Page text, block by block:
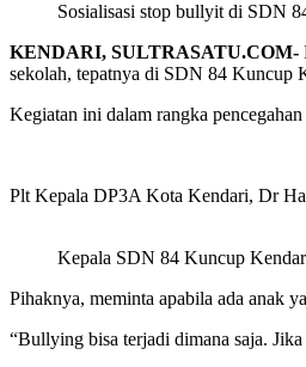
Sosialisasi stop bullyit di SDN
KENDARI, SULTRASATU.COM-
sekolah, tepatnya di SDN 84 Kuncup
Kegiatan ini dalam rangka
Plt Kepala DP3A Kota Kendari, Dr
Kepala SDN 84 Kuncup
Pihaknya, meminta apabila ada anak
“Bullying bisa terjadi dimana saja.